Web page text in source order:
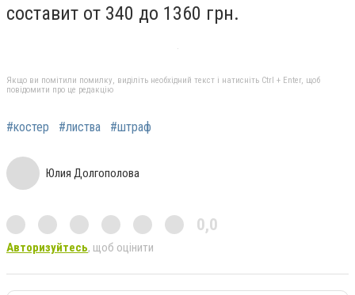
составит от 340 до 1360 грн.
Якщо ви помітили помилку, виділіть необхідний текст і натисніть Ctrl + Enter, щоб
повідомити про це редакцію
#костер #листва #штраф
Юлия Долгополова
0,0
Авторизуйтесь, щоб оцінити